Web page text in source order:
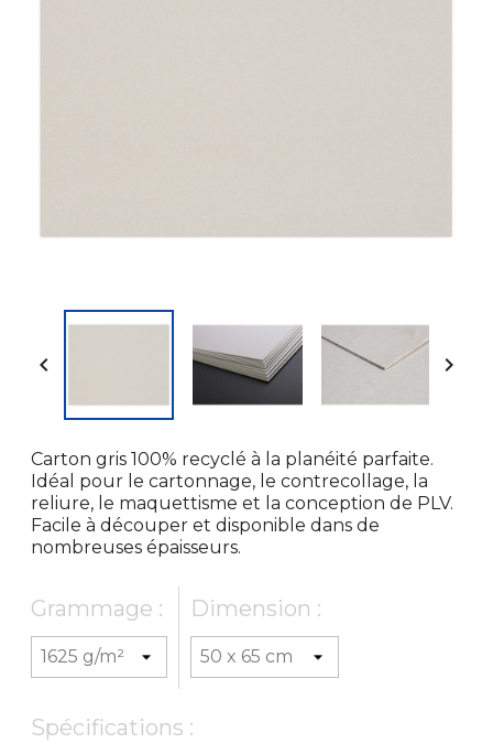
 
Carton gris 100% recyclé à la planéité parfaite.
Idéal pour le cartonnage, le contrecollage, la
reliure, le maquettisme et la conception de PLV.
Facile à découper et disponible dans de
nombreuses épaisseurs.
Grammage : Dimension :
Spécifications :